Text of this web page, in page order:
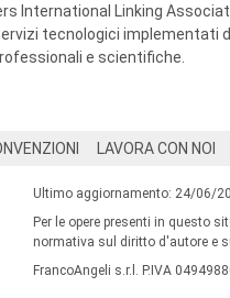
International Linking
tecnologici implementati
e scientifiche.
LAVORA CON NOI
Ultimo aggiornamento: 24/06/
Per le opere presenti in questo
normativa sul diritto d'autore e
FrancoAngeli s.r.l. P.IVA